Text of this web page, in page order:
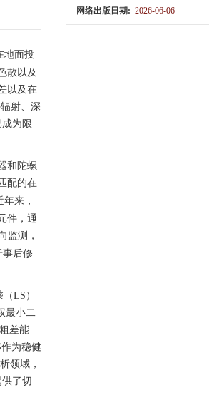
地面投
散以及
以及在
射、深
为限
和陀螺
配的在
年来，
件，通
监测，
事后修
LS）
最小二
差能
为稳健
领域，
了切
网络出版日期: 2026-06-06